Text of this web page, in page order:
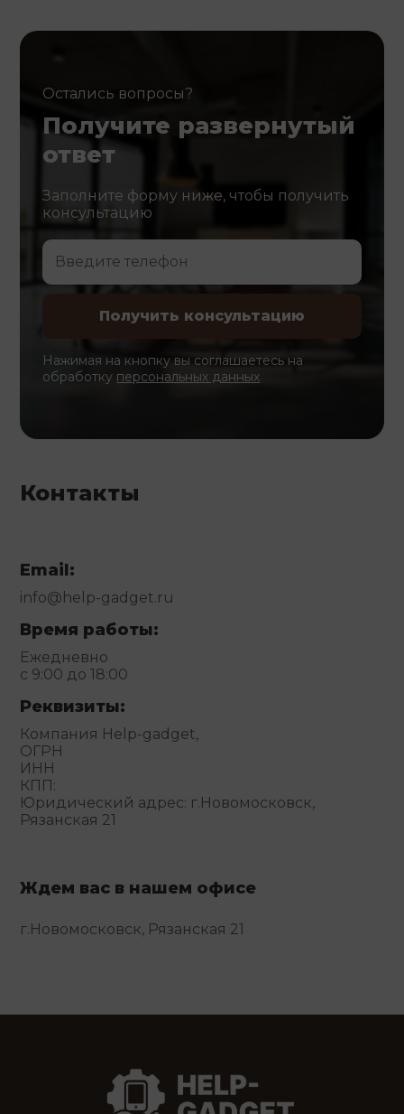
Остались вопросы?
Получите развернутый
ответ
Заполните форму ниже, чтобы получить
консультацию
Нажимая на кнопку вы соглашаетесь на
обработку персональных данных
Контакты
Email:
info@help-gadget.ru
Время работы:
Ежедневно
с 9:00 до 18:00
Реквизиты:
Компания Help-gadget,
ОГРН
ИНН
КПП:
Юридический адрес: г.Новомосковск,
Рязанская 21
Ждем вас в нашем офисе
г.Новомосковск, Рязанская 21